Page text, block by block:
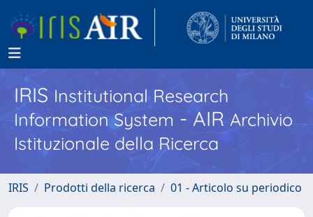
IRISInstitutional Research
Information System - AIR Archivio
Istituzionale della Ricerca
IRIS Prodotti della ricerca 01 - Articolo su periodico